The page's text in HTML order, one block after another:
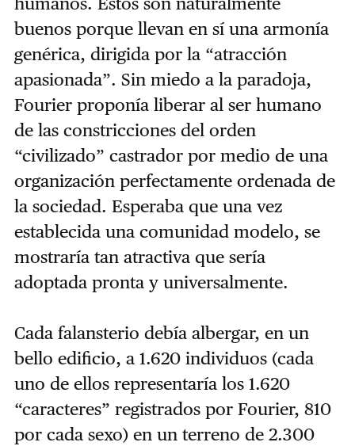
buenos porque llevan en sí una armonía
genérica, dirigida por la “atracción
apasionada”. Sin miedo a la paradoja,
Fourier proponía liberar al ser humano
de las constricciones del orden
“civilizado” castrador por medio de una
organización perfectamente ordenada de
la sociedad. Esperaba que una vez
establecida una comunidad modelo, se
mostraría tan atractiva que sería
adoptada pronta y universalmente.
Cada falansterio debía albergar, en un
bello edificio, a 1.620 individuos (cada
uno de ellos representaría los 1.620
“caracteres” registrados por Fourier, 810
por cada sexo) en un terreno de 2.300